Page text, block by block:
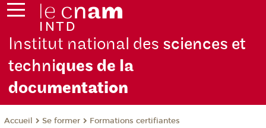
Institut national des sciences et
techniques de la
documentation
Accueil Se former Formations certifiantes